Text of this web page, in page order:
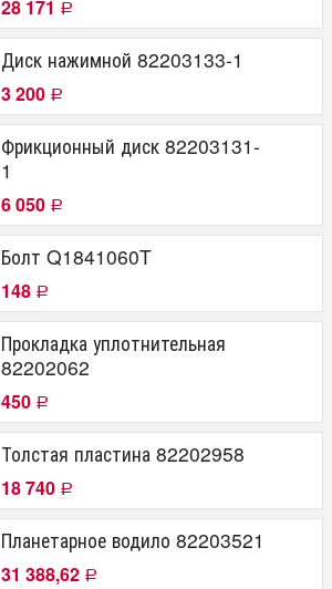
28 171 Р
Диск нажимной 82203133-1
3 200 Р
Фрикционный диск 82203131-
1
6 050 Р
Болт Q1841060T
148 Р
Прокладка уплотнительная
82202062
450 Р
Толстая пластина 82202958
18 740 Р
Планетарное водило 82203521
31 388,62 Р